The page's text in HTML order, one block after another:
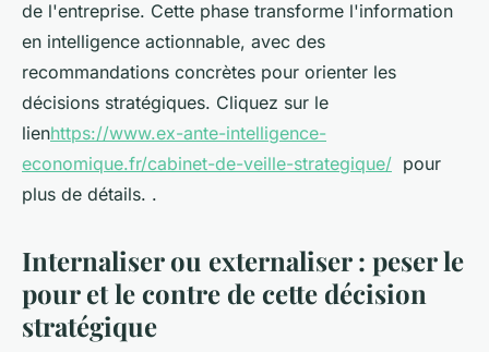
de l'entreprise. Cette phase transforme l'information
en intelligence actionnable, avec des
recommandations concrètes pour orienter les
décisions stratégiques. Cliquez sur le
lienhttps://www.ex-ante-intelligence-
economique.fr/cabinet-de-veille-strategique/ pour
plus de détails. .
Internaliser ou externaliser : peser le
pour et le contre de cette décision
stratégique